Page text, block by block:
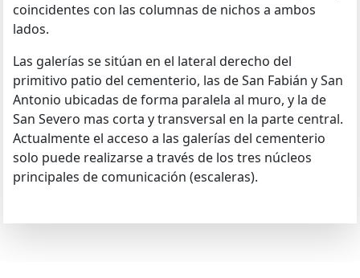
coincidentes con las columnas de nichos a ambos
lados.
Las galerías se sitúan en el lateral derecho del
primitivo patio del cementerio, las de San Fabián y San
Antonio ubicadas de forma paralela al muro, y la de
San Severo mas corta y transversal en la parte central.
Actualmente el acceso a las galerías del cementerio
solo puede realizarse a través de los tres núcleos
principales de comunicación (escaleras).